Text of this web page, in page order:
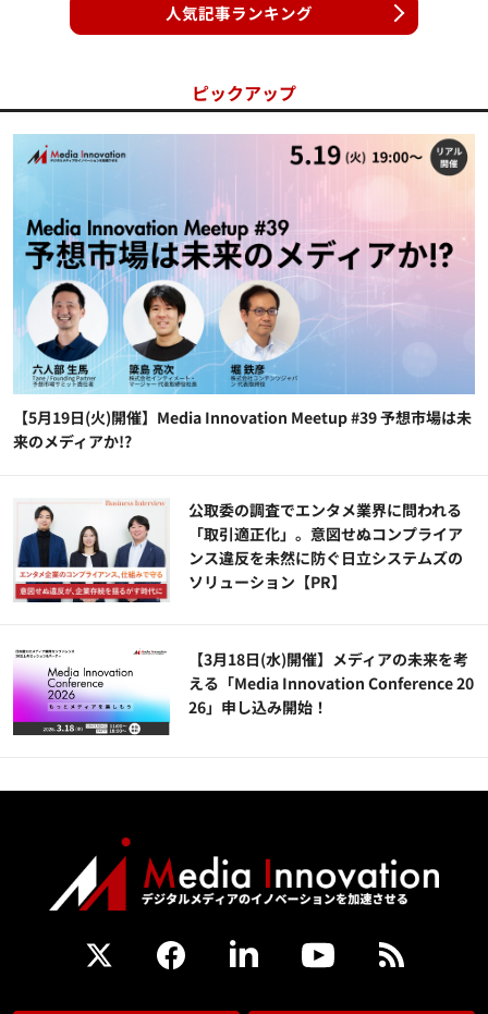
人気記事ランキング
ピックアップ
【5月19日(火)開催】Media Innovation Meetup #39 予想市場は未
来のメディアか!?
公​​取委の調査でエンタメ業界に問われる
「取引適正化」。意図せぬコンプライア
ンス違反を未然に防ぐ日立システムズの
ソリューション​【PR】
【3月18日(水)開催】メディアの未来を考
える「Media Innovation Conference 20
26」申し込み開始！